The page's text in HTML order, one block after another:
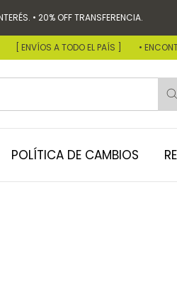
• 20% OFF TRANSFERENCIA.
[ ENVÍOS A TODO EL PAÍS ] •
POLÍTICA DE CAMBIOS